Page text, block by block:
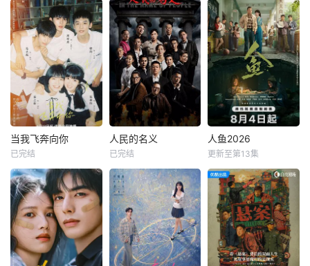
当我飞奔向你
已完结
人民的名义
已完结
人鱼2026
更新至第13集